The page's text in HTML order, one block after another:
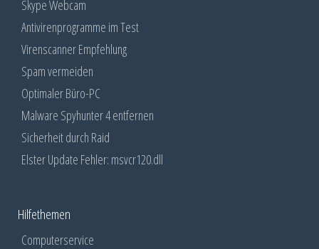
Skype Webcam
Antivirenprogramme im Test
Virenscanner Empfehlung
Spam vermeiden
Optimaler Büro-PC
Malware Spyhunter 4 entfernen
Sicherheit durch Raid
Elster Update Fehler: msvcr120.dll
Hilfethemen
Computerservice